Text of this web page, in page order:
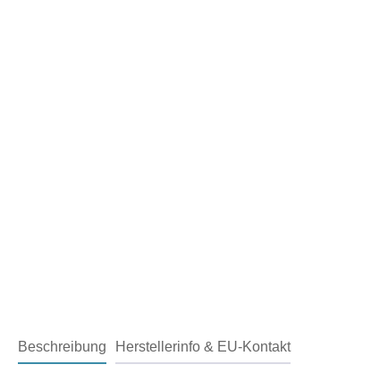
Beschreibung Herstellerinfo & EU-Kontakt